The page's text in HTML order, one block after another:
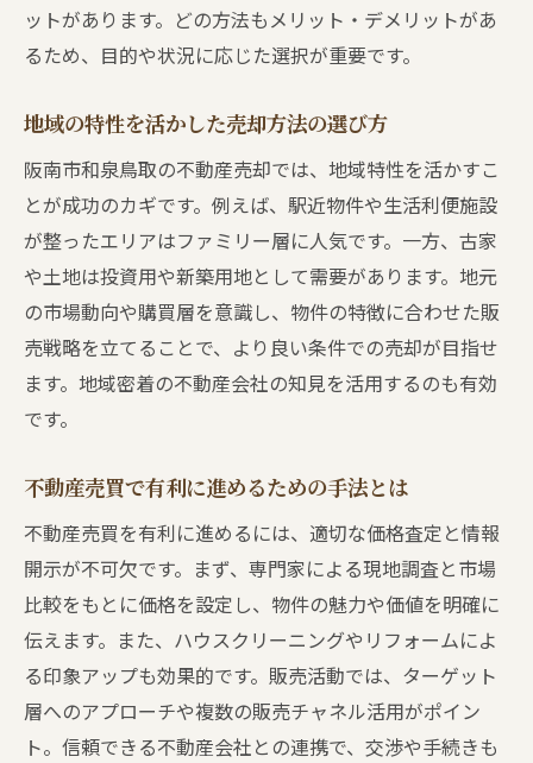
ットがあります。どの方法もメリット・デメリットがあ
るため、目的や状況に応じた選択が重要です。
地域の特性を活かした売却方法の選び方
阪南市和泉鳥取の不動産売却では、地域特性を活かすこ
とが成功のカギです。例えば、駅近物件や生活利便施設
が整ったエリアはファミリー層に人気です。一方、古家
や土地は投資用や新築用地として需要があります。地元
の市場動向や購買層を意識し、物件の特徴に合わせた販
売戦略を立てることで、より良い条件での売却が目指せ
ます。地域密着の不動産会社の知見を活用するのも有効
です。
不動産売買で有利に進めるための手法とは
不動産売買を有利に進めるには、適切な価格査定と情報
開示が不可欠です。まず、専門家による現地調査と市場
比較をもとに価格を設定し、物件の魅力や価値を明確に
伝えます。また、ハウスクリーニングやリフォームによ
る印象アップも効果的です。販売活動では、ターゲット
層へのアプローチや複数の販売チャネル活用がポイン
ト。信頼できる不動産会社との連携で、交渉や手続きも